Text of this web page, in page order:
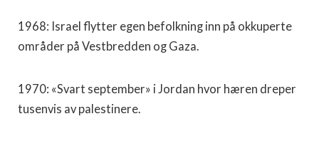
1968: Israel flytter egen befolkning inn på okkuperte
områder på Vestbredden og Gaza.
1970: «Svart september» i Jordan hvor hæren dreper
tusenvis av palestinere.